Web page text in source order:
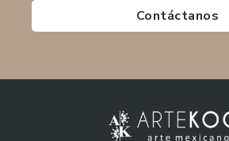
Contáctanos